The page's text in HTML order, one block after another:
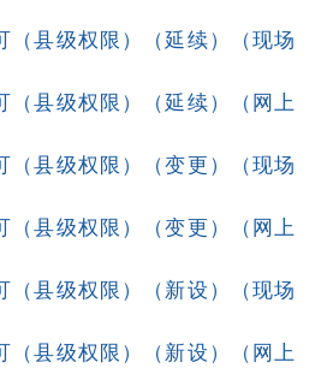
（县级权限）（延续）（现场
（县级权限）（延续）（网上
（县级权限）（变更）（现场
（县级权限）（变更）（网上
（县级权限）（新设）（现场
（县级权限）（新设）（网上